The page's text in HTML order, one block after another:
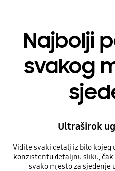
Najbolji
svakog
Ultraširok
Vidite svaki detalj iz bilo kojeg
konzistentu detaljnu sliku, čak
svako mjesto za sjedenje